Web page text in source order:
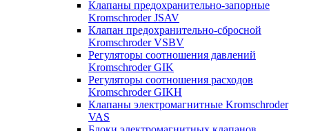
Клапаны предохранительно-запорные
Kromschroder JSAV
Клапан предохранительно-сбросной
Kromschroder VSBV
Регуляторы соотношения давлений
Kromschroder GIK
Регуляторы соотношения расходов
Kromschroder GIKH
Клапаны электромагнитные Kromschroder
VAS